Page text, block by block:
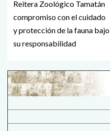
Reitera Zoológico Tamatán
compromiso con el cuidado
y protección de la fauna bajo
su responsabilidad